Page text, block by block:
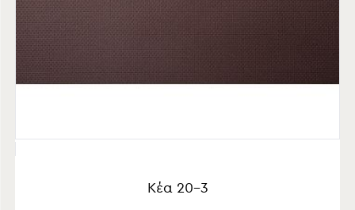
Κέα 20-3